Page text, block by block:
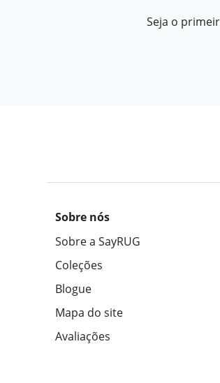
Seja o
Sobre nós
Sobre a SayRUG
Coleções
Blogue
Mapa do site
Avaliações